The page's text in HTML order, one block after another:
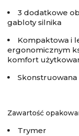
3 dodatkowe
gabloty silnika
Kompaktowa i
ergonomicznym
komfort
Skonstruowana
Zawartość
Trymer